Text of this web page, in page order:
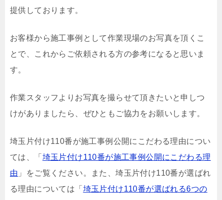
提供しております。
お客様から施工事例として作業現場のお写真を頂くこ
とで、これからご依頼される方の参考になると思いま
す。
作業スタッフよりお写真を撮らせて頂きたいと申しつ
けがありましたら、ぜひともご協力をお願いします。
埼玉片付け110番が施工事例公開にこだわる理由につい
ては、「 埼玉片付け110番が施工事例公開にこだわる理
由 」をご覧ください。また、埼玉片付け110番が選ばれ
る理由については「 埼玉片付け110番が選ばれる6つの